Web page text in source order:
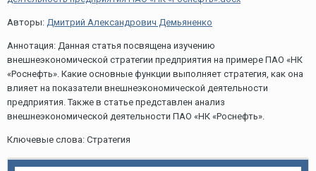
Авторы: Дмитрий Александрович Демьяненко
Аннотация: Данная статья посвящена изучению
внешнеэкономической стратегии предприятия на примере ПАО «НК
«Роснефть». Какие основные функции выполняет стратегия, как она
влияет на показатели внешнеэкономической деятельности
предприятия. Также в статье представлен анализ
внешнеэкономической деятельности ПАО «НК «Роснефть».
Ключевые слова: Стратегия